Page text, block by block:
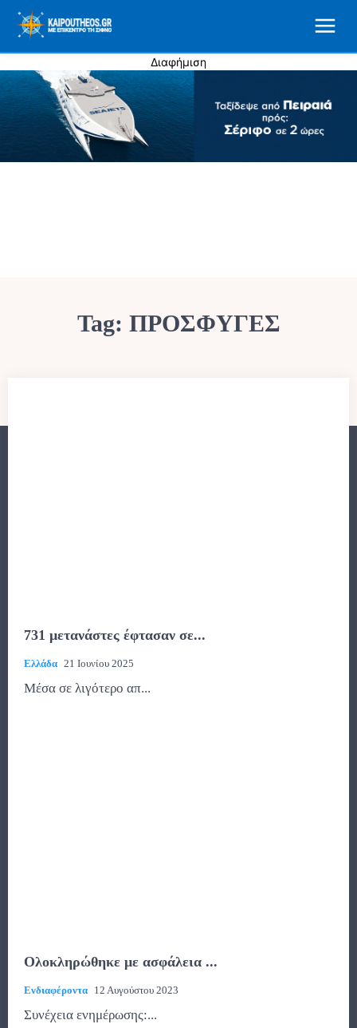
Διαφήμιση
Tag: ΠΡΟΣΦΥΓΕΣ
731 μετανάστες έφτασαν σε...
Ελλάδα 21 Ιουνίου 2025
Μέσα σε λιγότερο απ...
Ολοκληρώθηκε με ασφάλεια ...
Ενδιαφέροντα 12 Αυγούστου 2023
Συνέχεια ενημέρωσης:...